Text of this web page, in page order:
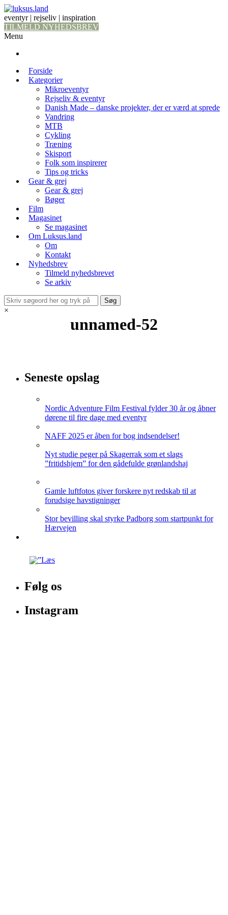
eventyr | rejseliv | inspiration
TILMELD NYHEDSBREV
Menu
Forside
Kategorier
Mikroeventyr
Rejseliv & eventyr
Danish Made – danske projekter, der er værd at sprede
Vandring
MTB
Cykling
Træning
Skisport
Folk som inspirerer
Tips og tricks
Gear & grej
Gear & grej
Bøger
Film
Magasinet
Se magasinet
Om Luksus.land
Om
Kontakt
Nyhedsbrev
Tilmeld nyhedsbrevet
Se arkiv
×
unnamed-52
Seneste opslag
Nordic Adventure Film Festival fylder 30 år og åbner
dørene til fire dage med eventyr
NAFF 2025 er åben for bog indsendelser!
Nyt studie peger på Skagerrak som et slags
”fritidshjem” for den gådefulde grønlandshaj
Gamle luftfotos giver forskere nyt redskab til at
forudsige havstigninger
Stor bevilling skal styrke Padborg som startpunkt for
Hærvejen
Følg os
Instagram